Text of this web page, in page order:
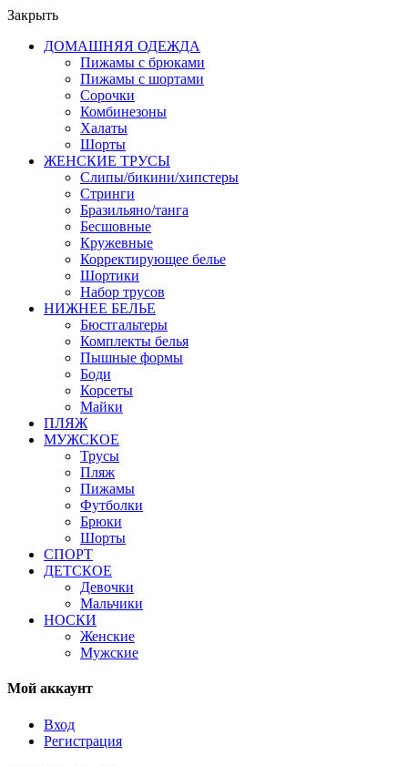
Закрыть
ДОМАШНЯЯ ОДЕЖДА
Пижамы с брюками
Пижамы с шортами
Сорочки
Комбинезоны
Халаты
Шорты
ЖЕНСКИЕ ТРУСЫ
Слипы/бикини/хипстеры
Стринги
Бразильяно/танга
Бесшовные
Кружевные
Корректирующее белье
Шортики
Набор трусов
НИЖНЕЕ БЕЛЬЕ
Бюстгальтеры
Комплекты белья
Пышные формы
Боди
Корсеты
Майки
ПЛЯЖ
МУЖСКОЕ
Трусы
Пляж
Пижамы
Футболки
Брюки
Шорты
СПОРТ
ДЕТСКОЕ
Девочки
Мальчики
НОСКИ
Женские
Мужские
Мой аккаунт
Вход
Регистрация